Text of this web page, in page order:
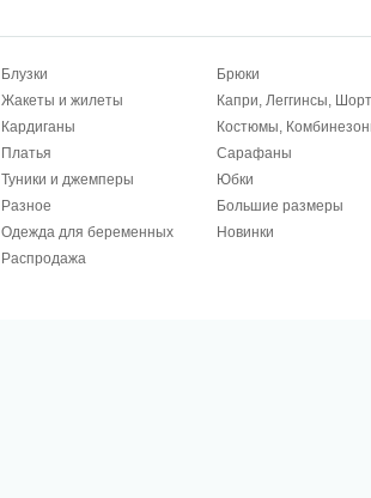
Блузки
Брюки
Жакеты и жилеты
Капри, Леггинсы,
Кардиганы
Костюмы,
Платья
Сарафаны
Туники и джемперы
Юбки
Разное
Большие размеры
Одежда для беременных
Новинки
Распродажа